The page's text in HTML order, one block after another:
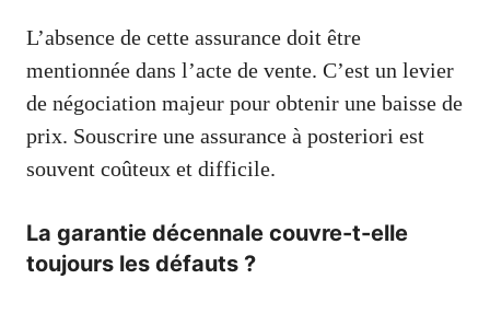
L’absence de cette assurance doit être
mentionnée dans l’acte de vente. C’est un levier
de négociation majeur pour obtenir une baisse de
prix. Souscrire une assurance à posteriori est
souvent coûteux et difficile.
La garantie décennale couvre-t-elle
toujours les défauts ?